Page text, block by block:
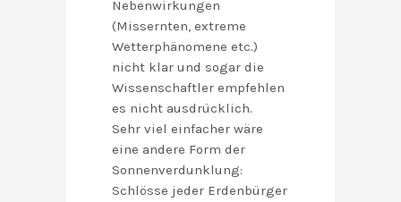
Nebenwirkungen
(Missernten, extreme
Wetterphänomene etc.)
nicht klar und sogar die
Wissenschaftler empfehlen
es nicht ausdrücklich.
Sehr viel einfacher wäre
eine andere Form der
Sonnenverdunklung:
Schlösse jeder Erdenbürger